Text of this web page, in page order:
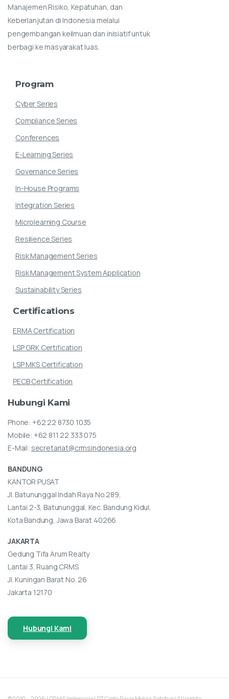
Manajemen Risiko, Kepatuhan, dan
Keberlanjutan di Indonesia melalui
pengembangan keilmuan dan inisiatif untuk
berbagi ke masyarakat luas.
Program
Cyber Series
Compliance Series
Conferences
E-Learning Series
Governance Series
In-House Programs
Integration Series
Microlearning Course
Resilience Series
Risk Management Series
Risk Management System Application
Sustainability Series
Certifications
ERMA Certification
LSP GRK Certification
LSP MKS Certification
PECB Certification
Hubungi Kami
Phone: +62 22 8730 1035
Mobile: +62 811 22 333 075
E-Mail: secretariat@crmsindonesia.org
BANDUNG
KANTOR PUSAT
Jl. Batununggal Indah Raya No.289,
Lantai 2-3, Batununggal, Kec. Bandung Kidul,
Kota Bandung, Jawa Barat 40266
JAKARTA
Gedung Tifa Arum Realty
Lantai 3, Ruang CRMS
Jl. Kuningan Barat No. 26
Jakarta 12170
Hubungi Kami